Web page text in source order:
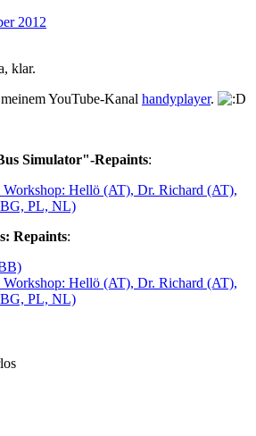
2012
klar.
YouTube-Kanal handyplayer.
Simulator"-Repaints:
Workshop: Hellö (AT), Dr. Richard (AT),
PL, NL)
Repaints:
Workshop: Hellö (AT), Dr. Richard (AT),
PL, NL)